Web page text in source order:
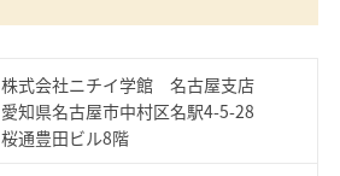
株式会社ニチイ学館 名古屋支店
愛知県名古屋市中村区名駅4-5-28
桜通豊田ビル8階